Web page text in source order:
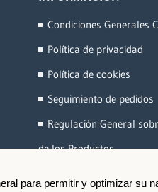
para permitir y optimizar su
Condiciones Generales
Política de privacidad
Política de cookies
Seguimiento de pedidos
Regulación General
de los Productos